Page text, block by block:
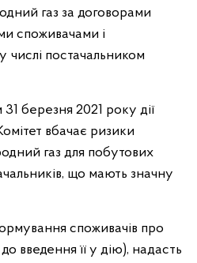
газ за договорами
споживачами і
числі постачальником
березня 2021 року дії
вбачає ризики
газ для побутових
що мають значну
споживачів про
введення її у дію), надасть